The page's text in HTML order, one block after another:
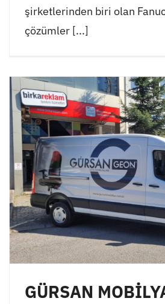
şirketlerinden biri olan
çözümler [...]
GÜRSAN